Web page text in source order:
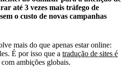
até 3 vezes mais tráfego de
o custo de novas campanhas
mais do que apenas estar online:
É por isso que a tradução de sites é
ambições globais.